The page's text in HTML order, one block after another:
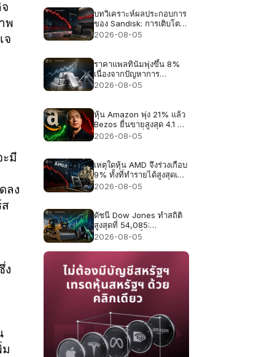
พ
จ
ะมี
ลง
ง
ม
บทวิเคราะห์ผลประกอบการ
ของ Sandisk: การเติบโต
ของรายได้ 4 เท่าเพียงพอ
กรกฎาคม?
2026-08-05
ราคาแพลทินัมพุ่งขึ้น 8%
เนื่องจากปัญหาการ
ขาดแคลนอุปทานในปี
2026-08-05
หุ้น Amazon พุ่ง 21% แล้ว
Bezos ยื่นขายสูงสุด 4.1 พัน
ล้านดอลลาร์ นี่คือสัญญาณ
2026-08-05
เหตุใดหุ้น AMD จึงร่วงเกือบ
9% ทั้งที่ทำรายได้สูงสุดเป็น
ประวัติการณ์ถึง 11.5 พัน
2026-08-05
ดัชนี Dow Jones ทำสถิติ
สูงสุดที่ 54,085:
Caterpillar เป็นตัวขับ
ที่ลดลงช่วยหนุนการปรับตัว
ขึ้น
2026-08-05